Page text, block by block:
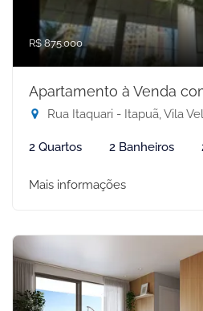
R$ 875.000
Apartamento à Venda
Rua Itaquari - Itapuã, Vila
2 Quartos 2 Banheiros
Mais informações